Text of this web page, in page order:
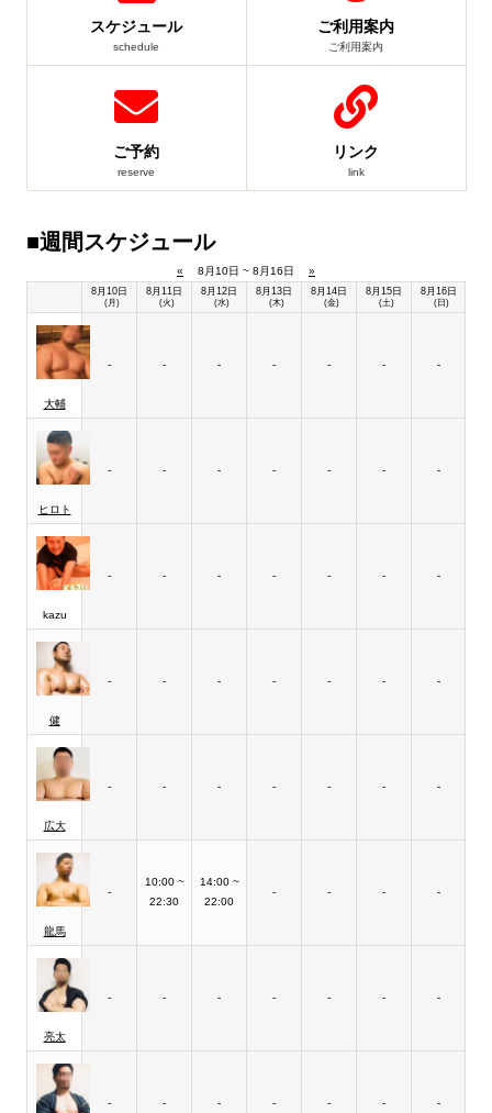
スケジュール
schedule
ご利用案内
ご利用案内
ご予約
reserve
リンク
link
■週間スケジュール
« 8月10日 ~ 8月16日 »
8月10日
(月)
8月11日
(火)
8月12日
(水)
8月13日
(木)
8月14日
(金)
8月15日
(土)
8月16日
(日)
大輔
- - - - - - -
ヒロト
- - - - - - -
kazu
- - - - - - -
健
- - - - - - -
広大
- - - - - - -
龍馬
-
10:00 ~
22:30
14:00 ~
22:00
- - - -
亮太
- - - - - - -
- - - - - - -